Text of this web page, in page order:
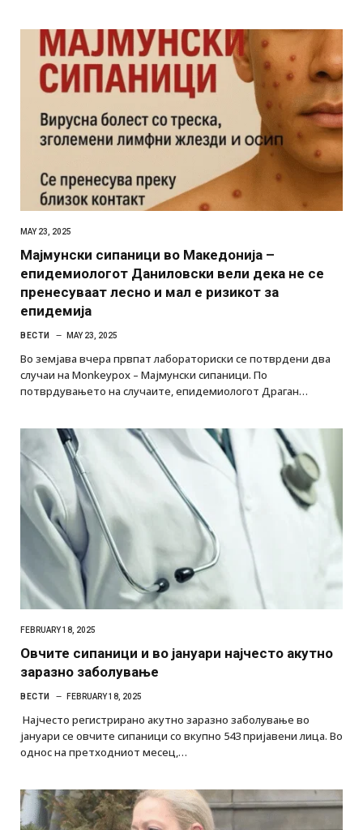
MAY 23, 2025
Мајмунски сипаници во Македонија –
епидемиологот Даниловски вели дека не се
пренесуваат лесно и мал е ризикот за
епидемија
ВЕСТИ MAY 23, 2025
Во земјава вчера првпат лабораториски се потврдени два
случаи на Monkeypox – Мајмунски сипаници. По
потврдувањето на случаите, епидемиологот Драган…
FEBRUARY 18, 2025
Овчите сипаници и во јануари најчесто акутно
заразно заболување
ВЕСТИ FEBRUARY 18, 2025
Најчесто регистрирано акутно заразно заболување во
јануари се овчите сипаници со вкупно 543 пријавени лица. Во
однос на претходниот месец,…